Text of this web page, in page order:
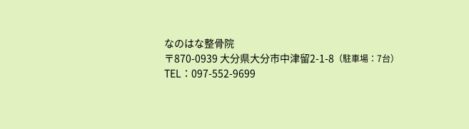
なのはな整骨院
〒870-0939 大分県大分市中津留2-1-8 （駐車場：7台）
TEL：097-552-9699